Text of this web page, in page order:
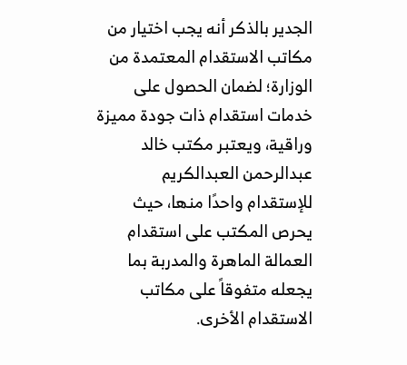
الجدير بالذكر أنه يجب اختيار من
مكاتب الاستقدام المعتمدة من
الوزارة؛ لضمان الحصول على
خدمات استقدام ذات جودة مميزة
وراقية، ويعتبر مكتب خالد
عبدالرحمن العبدالكريم
للإستقدام واحدًا منها، حيث
يحرص المكتب على استقدام
العمالة الماهرة والمدربة بما
يجعله متفوقاً على مكاتب
الاستقدام الأخرى.